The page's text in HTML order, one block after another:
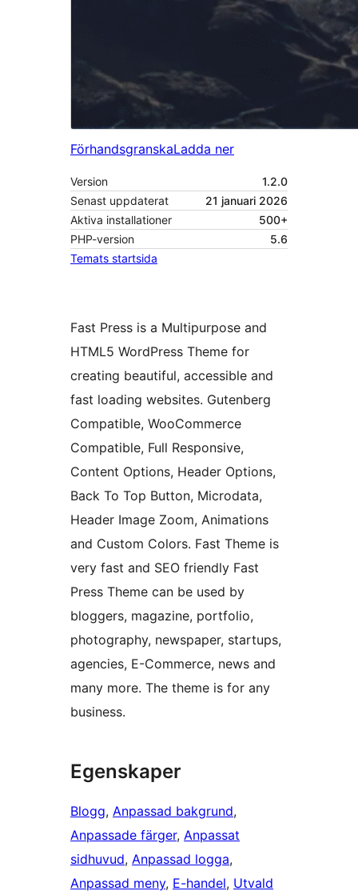
FörhandsgranskaLadda ner
Version
1.2.0
Senast uppdaterat
21 januari 2026
Aktiva installationer
500+
PHP-version
5.6
Temats startsida
Fast Press is a Multipurpose and
HTML5 WordPress Theme for
creating beautiful, accessible and
fast loading websites. Gutenberg
Compatible, WooCommerce
Compatible, Full Responsive,
Content Options, Header Options,
Back To Top Button, Microdata,
Header Image Zoom, Animations
and Custom Colors. Fast Theme is
very fast and SEO friendly Fast
Press Theme can be used by
bloggers, magazine, portfolio,
photography, newspaper, startups,
agencies, E-Commerce, news and
many more. The theme is for any
business.
Egenskaper
Blogg, Anpassad bakgrund
Anpassade färger, Anpassat
sidhuvud, Anpassad logga
Anpassad meny, E-handel, Utvald